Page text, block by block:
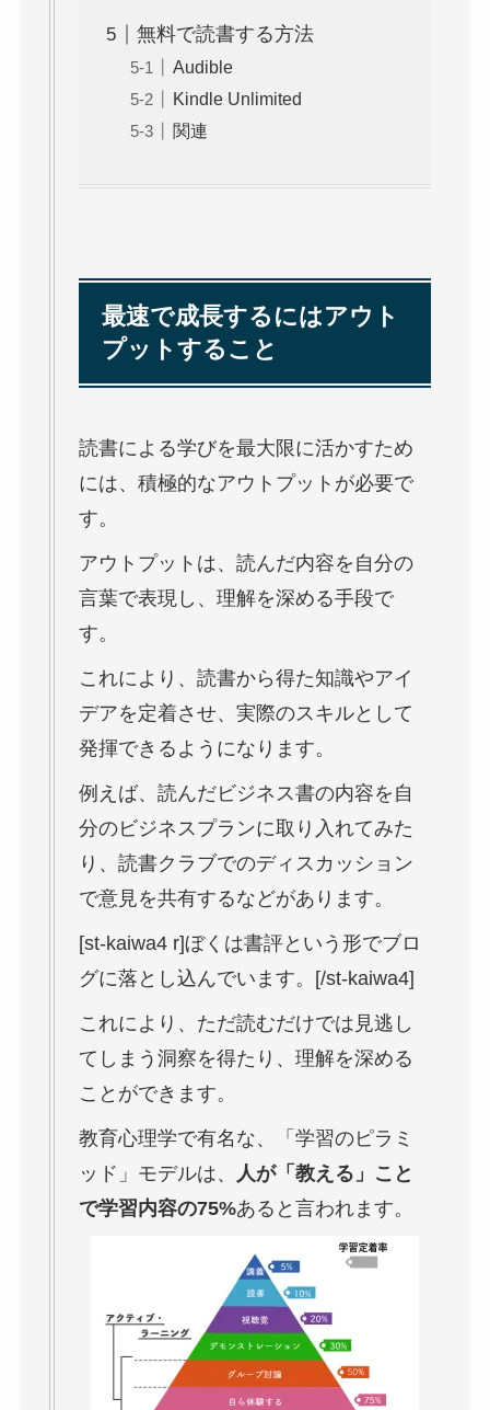
無料で読書する方法
Audible
Kindle Unlimited
関連
最速で成長するにはアウト
プットすること
読書による学びを最大限に活かすため
には、積極的なアウトプットが必要で
す。
アウトプットは、読んだ内容を自分の
言葉で表現し、理解を深める手段で
す。
これにより、読書から得た知識やアイ
デアを定着させ、実際のスキルとして
発揮できるようになります。
例えば、読んだビジネス書の内容を自
分のビジネスプランに取り入れてみた
り、読書クラブでのディスカッション
で意見を共有するなどがあります。
[st-kaiwa4 r]ぼくは書評という形でブロ
グに落とし込んでいます。[/st-kaiwa4]
これにより、ただ読むだけでは見逃し
てしまう洞察を得たり、理解を深める
ことができます。
教育心理学で有名な、「学習のピラミ
ッド」モデルは、
人が「教える」こと
で学習内容の75%あると言われます。